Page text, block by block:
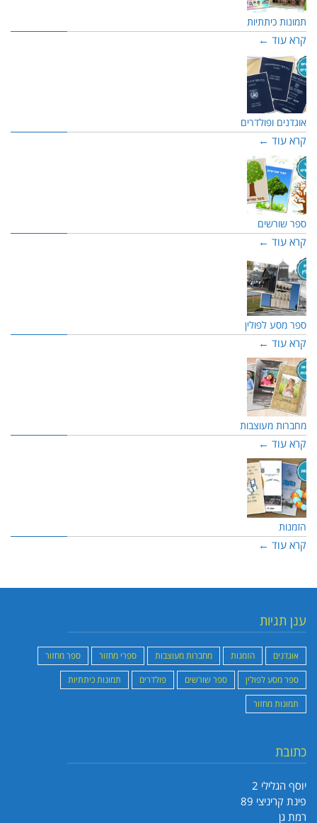
תמונות כיתתיות
קרא עוד ←
אוגדנים ופולדרים
קרא עוד ←
ספר שורשים
קרא עוד ←
ספר מסע לפולין
קרא עוד ←
מחברות מעוצבות
קרא עוד ←
הזמנות
קרא עוד ←
ענן תגיות
אוגדנים הזמנות מחברות מעוצבות ספרי מחזור
ספר מחזור
ספר מסע לפולין
ספר שורשים פולדרים
תמונות כיתתיות
תמונות מחזור
כתובת
יוסף הגלילי 2
פינת קריניצי 89
רמת גן